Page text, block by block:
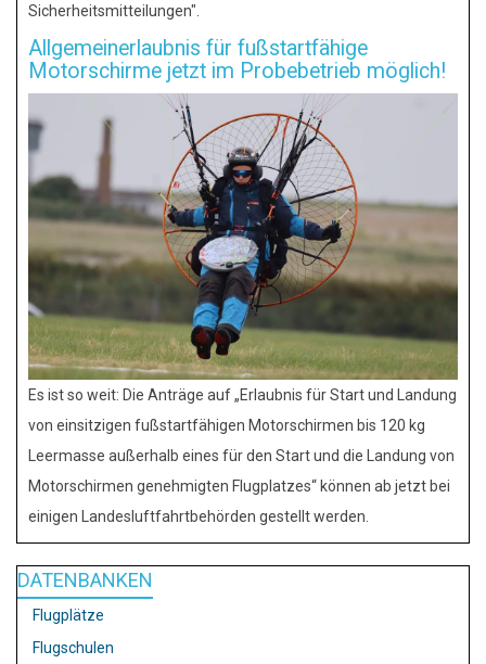
Sicherheitsmitteilungen".
Allgemeinerlaubnis für fußstartfähige
Motorschirme jetzt im Probebetrieb möglich!
Es ist so weit: Die Anträge auf „Erlaubnis für Start und Landung
von einsitzigen fußstartfähigen Motorschirmen bis 120 kg
Leermasse außerhalb eines für den Start und die Landung von
Motorschirmen genehmigten Flugplatzes“ können ab jetzt bei
einigen Landesluftfahrtbehörden gestellt werden.
DATENBANKEN
Flugplätze
Flugschulen